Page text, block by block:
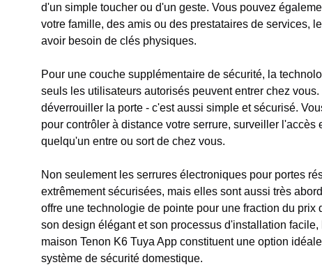
d'un simple toucher ou d'un geste. Vous pouvez
votre famille, des amis ou des prestataires de services,
avoir besoin de clés physiques.
Pour une couche supplémentaire de sécurité, la
seuls les utilisateurs autorisés peuvent entrer chez
déverrouiller la porte - c'est aussi simple et sécurisé.
pour contrôler à distance votre serrure, surveiller
quelqu'un entre ou sort de chez vous.
Non seulement les serrures électroniques pour portes
extrêmement sécurisées, mais elles sont aussi très
offre une technologie de pointe pour une fraction du
son design élégant et son processus d'installation
maison Tenon K6 Tuya App constituent une option
système de sécurité domestique.